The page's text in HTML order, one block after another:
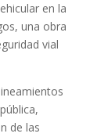
en la
una obra
vial
de las